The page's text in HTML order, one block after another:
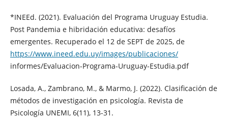
*INEEd. (2021). Evaluación del Programa Uruguay Estudia.
Post Pandemia e hibridación educativa: desafíos
emergentes. Recuperado el 12 de SEPT de 2025, de
https://www.ineed.edu.uy/images/publicaciones/
informes/Evaluacion-Programa-Uruguay-Estudia.pdf
Losada, A., Zambrano, M., & Marmo, J. (2022). Clasificación de
métodos de investigación en psicología. Revista de
Psicología UNEMI, 6(11), 13-31.